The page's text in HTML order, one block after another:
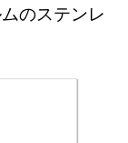
のステンレ